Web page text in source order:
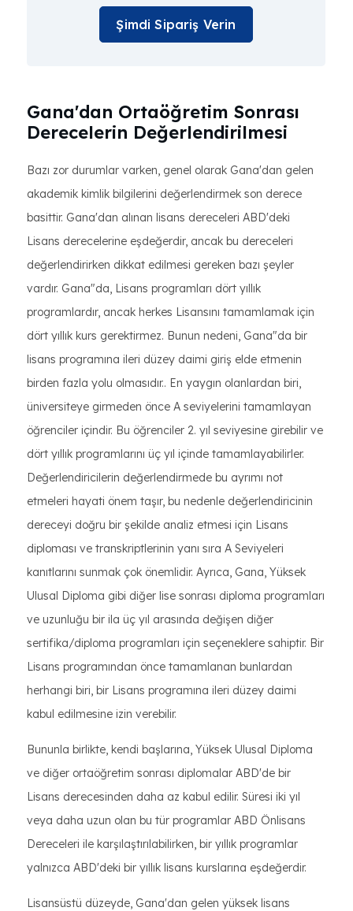
Şimdi Sipariş Verin
Gana'dan Ortaöğretim Sonrası
Derecelerin Değerlendirilmesi
Bazı zor durumlar varken, genel olarak Gana'dan gelen
akademik kimlik bilgilerini değerlendirmek son derece
basittir. Gana'dan alınan lisans dereceleri ABD'deki
Lisans derecelerine eşdeğerdir, ancak bu dereceleri
değerlendirirken dikkat edilmesi gereken bazı şeyler
vardır. Gana"da, Lisans programları dört yıllık
programlardır, ancak herkes Lisansını tamamlamak için
dört yıllık kurs gerektirmez. Bunun nedeni, Gana"da bir
lisans programına ileri düzey daimi giriş elde etmenin
birden fazla yolu olmasıdır.. En yaygın olanlardan biri,
üniversiteye girmeden önce A seviyelerini tamamlayan
öğrenciler içindir. Bu öğrenciler 2. yıl seviyesine girebilir ve
dört yıllık programlarını üç yıl içinde tamamlayabilirler.
Değerlendiricilerin değerlendirmede bu ayrımı not
etmeleri hayati önem taşır, bu nedenle değerlendiricinin
dereceyi doğru bir şekilde analiz etmesi için Lisans
diploması ve transkriptlerinin yanı sıra A Seviyeleri
kanıtlarını sunmak çok önemlidir. Ayrıca, Gana, Yüksek
Ulusal Diploma gibi diğer lise sonrası diploma programları
ve uzunluğu bir ila üç yıl arasında değişen diğer
sertifika/diploma programları için seçeneklere sahiptir. Bir
Lisans programından önce tamamlanan bunlardan
herhangi biri, bir Lisans programına ileri düzey daimi
kabul edilmesine izin verebilir.
Bununla birlikte, kendi başlarına, Yüksek Ulusal Diploma
ve diğer ortaöğretim sonrası diplomalar ABD'de bir
Lisans derecesinden daha az kabul edilir. Süresi iki yıl
veya daha uzun olan bu tür programlar ABD Önlisans
Dereceleri ile karşılaştırılabilirken, bir yıllık programlar
yalnızca ABD'deki bir yıllık lisans kurslarına eşdeğerdir.
Lisansüstü düzeyde, Gana'dan gelen yüksek lisans